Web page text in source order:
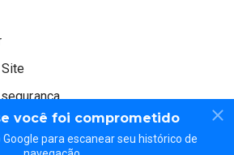
você foi comprometido
para escanear seu histórico de